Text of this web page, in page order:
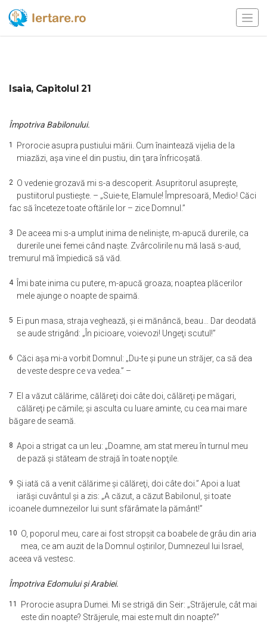
Isaia, Capitolul 21
Împotriva Babilonului.
1 Prorocie asupra pustiului mării. Cum înaintează vijelia de la
miazăzi, aşa vine el din pustiu, din ţara înfricoşată.
2 O vedenie grozavă mi s-a descoperit. Asupritorul asupreşte,
pustiitorul pustieşte. – „Suie-te, Elamule! Împresoară, Medio! Căci
fac să înceteze toate oftările lor – zice Domnul.”
3 De aceea mi s-a umplut inima de nelinişte, m-apucă durerile, ca
durerile unei femei când naşte. Zvârcolirile nu mă lasă s-aud,
tremurul mă împiedică să văd.
4
Îmi bate inima cu putere, m-apucă groaza; noaptea plăcerilor
mele ajunge o noapte de spaimă.
5 Ei pun masa, straja veghează, şi ei mănâncă, beau… Dar deodată
se aude strigând: „În picioare, voievozi! Ungeţi scutul!”
6 Căci aşa mi-a vorbit Domnul: „Du-te şi pune un străjer, ca să dea
de veste despre ce va vedea.” –
7 El a văzut călărime, călăreţi doi câte doi, călăreţi pe măgari,
călăreţi pe cămile; şi asculta cu luare aminte, cu cea mai mare
băgare de seamă.
8 Apoi a strigat ca un leu: „Doamne, am stat mereu în turnul meu
de pază şi stăteam de strajă în toate nopţile.
9 Şi iată că a venit călărime şi călăreţi, doi câte doi.” Apoi a luat
iarăşi cuvântul şi a zis: „A căzut, a căzut Babilonul, şi toate
icoanele dumnezeilor lui sunt sfărâmate la pământ!”
10 O, poporul meu, care ai fost stropşit ca boabele de grâu din aria
mea, ce am auzit de la Domnul oştirilor, Dumnezeul lui Israel,
aceea vă vestesc.
Împotriva Edomului şi Arabiei.
11 Prorocie asupra Dumei. Mi se strigă din Seir: „Străjerule, cât mai
este din noapte? Străjerule, mai este mult din noapte?”